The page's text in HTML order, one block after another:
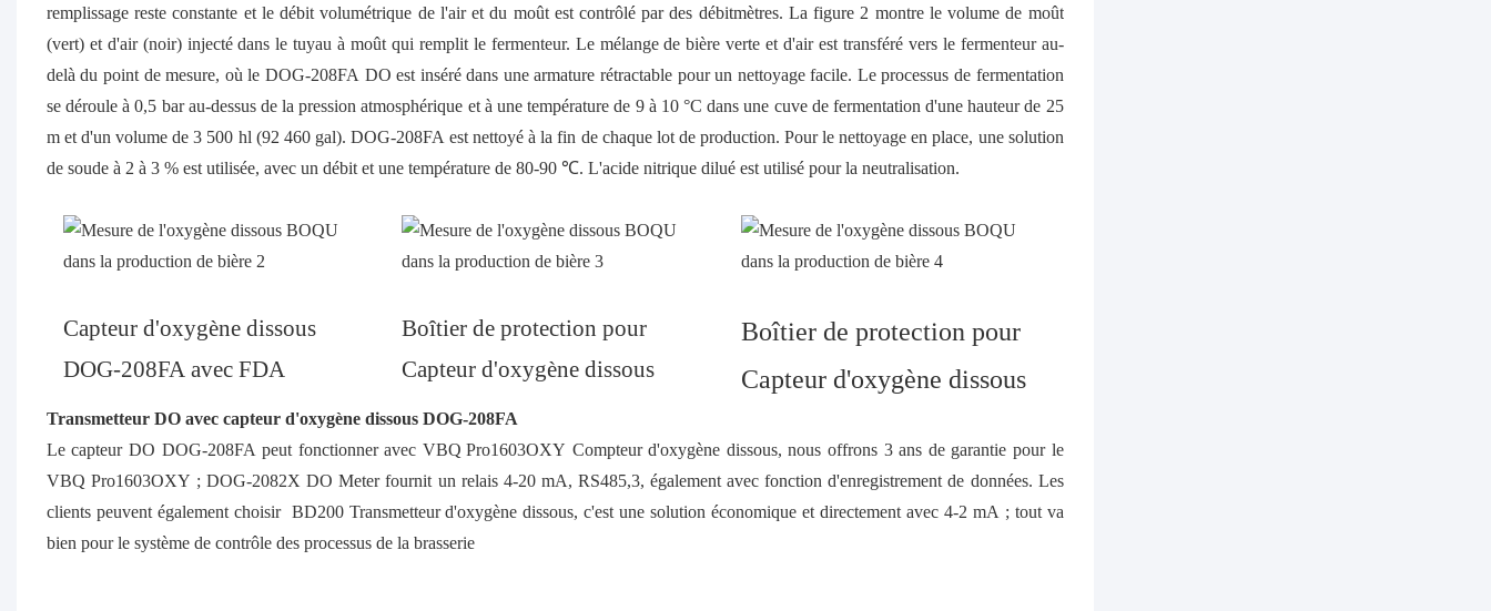
remplissage reste constante et le débit volumétrique de l'air et du moût est contrôlé par des débitmètres. La figure 2 montre le volume de moût
(vert) et d'air (noir) injecté dans le tuyau à moût qui remplit le fermenteur. Le mélange de bière verte et d'air est transféré vers le fermenteur au-
delà du point de mesure, où le DOG-208FA DO est inséré dans une armature rétractable pour un nettoyage facile. Le processus de fermentation
se déroule à 0,5 bar au-dessus de la pression atmosphérique et à une température de 9 à 10 °C dans une cuve de fermentation d'une hauteur de 25
m et d'un volume de 3 500 hl (92 460 gal). DOG-208FA est nettoyé à la fin de chaque lot de production. Pour le nettoyage en place, une solution
de soude à 2 à 3 % est utilisée, avec un débit et une température de 80-90 ℃. L'acide nitrique dilué est utilisé pour la neutralisation.
Capteur d'oxygène dissous
DOG-208FA avec FDA
Boîtier de protection pour
Capteur d'oxygène dissous
Boîtier de protection pour
Capteur d'oxygène dissous
Transmetteur DO avec capteur d'oxygène dissous DOG-208FA
Le capteur DO DOG-208FA peut fonctionner avecVBQ Pro1603OXY Compteur d'oxygène dissous, nous offrons 3 ans de garantie pour le
VBQ Pro1603OXY ;DOG-2082X DO Meter fournit un relais 4-20 mA, RS485,3, également avec fonction d'enregistrement de données. Les
clients peuvent également choisir BD200Transmetteur d'oxygène dissous, c'est une solution économique et directement avec 4-2 mA ; tout va
bien pour le système de contrôle des processus de la brasserie